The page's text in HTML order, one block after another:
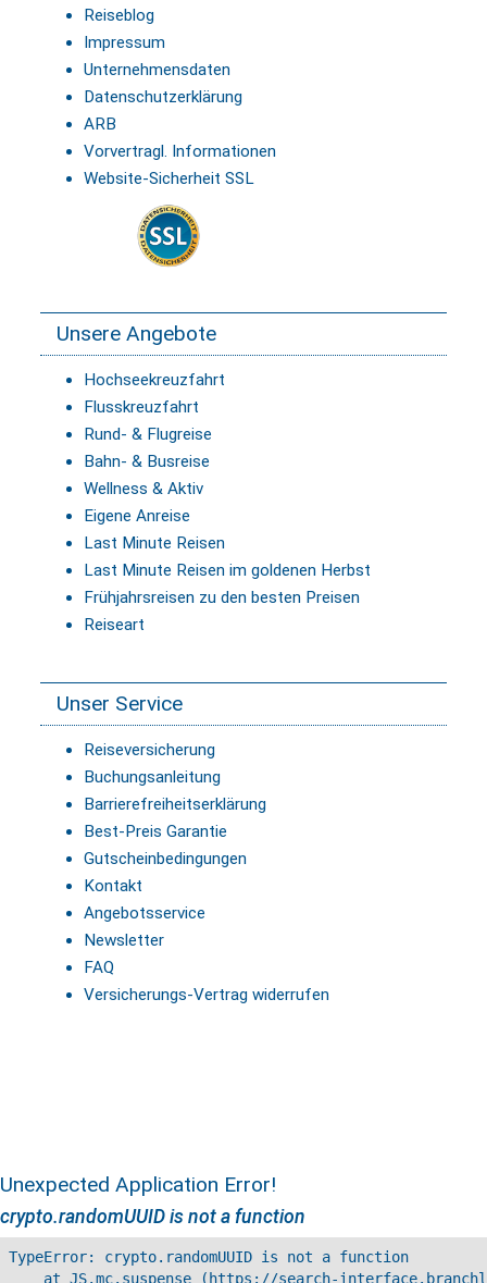
Reiseblog
Impressum
Unternehmensdaten
Datenschutzerklärung
ARB
Vorvertragl. Informationen
Website-Sicherheit SSL
Unsere Angebote
Hochseekreuzfahrt
Flusskreuzfahrt
Rund- & Flugreise
Bahn- & Busreise
Wellness & Aktiv
Eigene Anreise
Last Minute Reisen
Last Minute Reisen im goldenen Herbst
Frühjahrsreisen zu den besten Preisen
Reiseart
Unser Service
Reiseversicherung
Buchungsanleitung
Barrierefreiheitserklärung
Best-Preis Garantie
Gutscheinbedingungen
Kontakt
Angebotsservice
Newsletter
FAQ
Versicherungs-Vertrag widerrufen
Unexpected Application Error!
crypto.randomUUID is not a function
TypeError: crypto.randomUUID is not a function
at JS.mc.suspense (https://search-